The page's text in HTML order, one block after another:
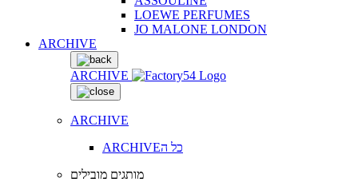
LOEWE PERFUMES
JO MALONE LONDON
ARCHIVE
ARCHIVE
ARCHIVE
ARCHIVEכל ה
מותגים מובילים